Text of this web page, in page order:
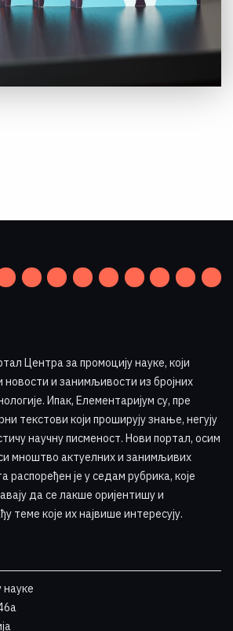
Центра за промоцију науке, који
и занимљивости из бројних
Ипак, Елементаријум су, пре
текстови који проширују знање, негују
научну писменост. Нови портал, осим
мноштво актуелних и занимљивих
распоређен је у седам рубрика, које
да се лакше оријентишу и
теме које их највише интересују.
науке